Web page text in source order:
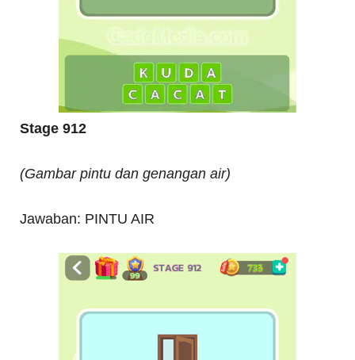
Stage 912
(Gambar pintu dan genangan air)
Jawaban: PINTU AIR